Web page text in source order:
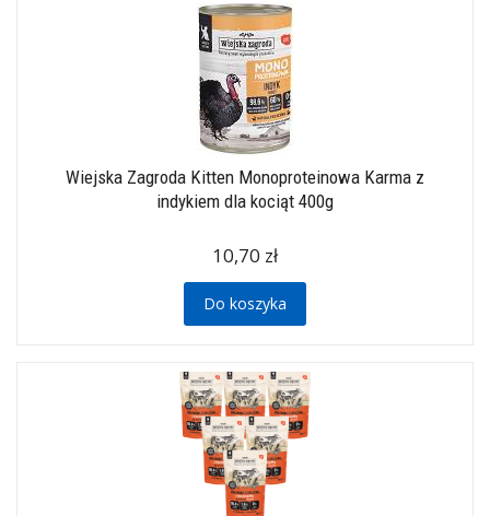
Wiejska Zagroda Kitten Monoproteinowa Karma z
indykiem dla kociąt 400g
10,70 zł
Do koszyka